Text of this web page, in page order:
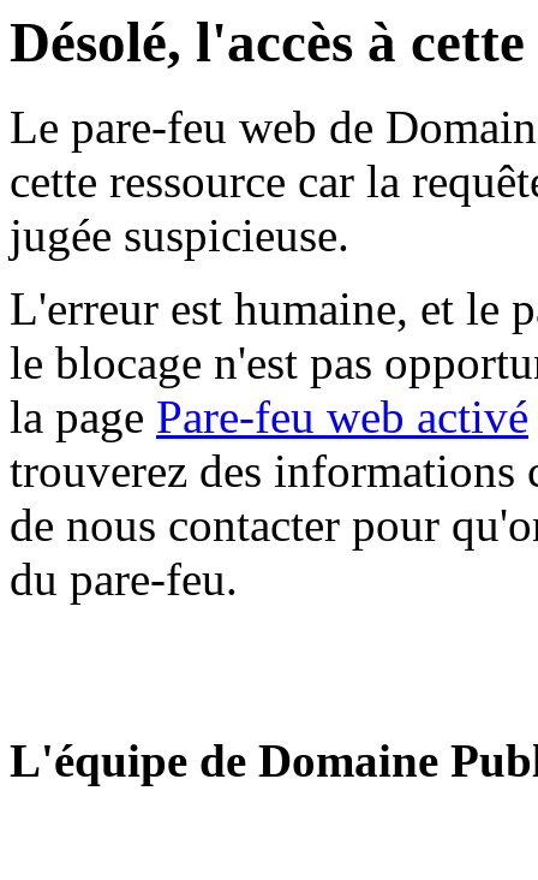
Désolé, l'accès à
Le pare-feu web de
cette ressource car la
jugée suspicieuse.
L'erreur est humaine, et le
le blocage n'est pas
la page Pare-feu web activé
trouverez des informations
de nous contacter pour
du pare-feu.
L'équipe de Domaine